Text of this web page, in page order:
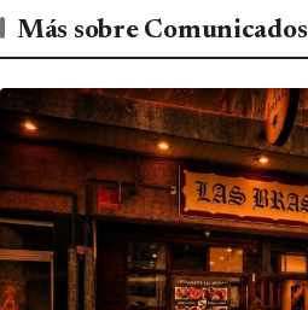
Más sobre Comunicados